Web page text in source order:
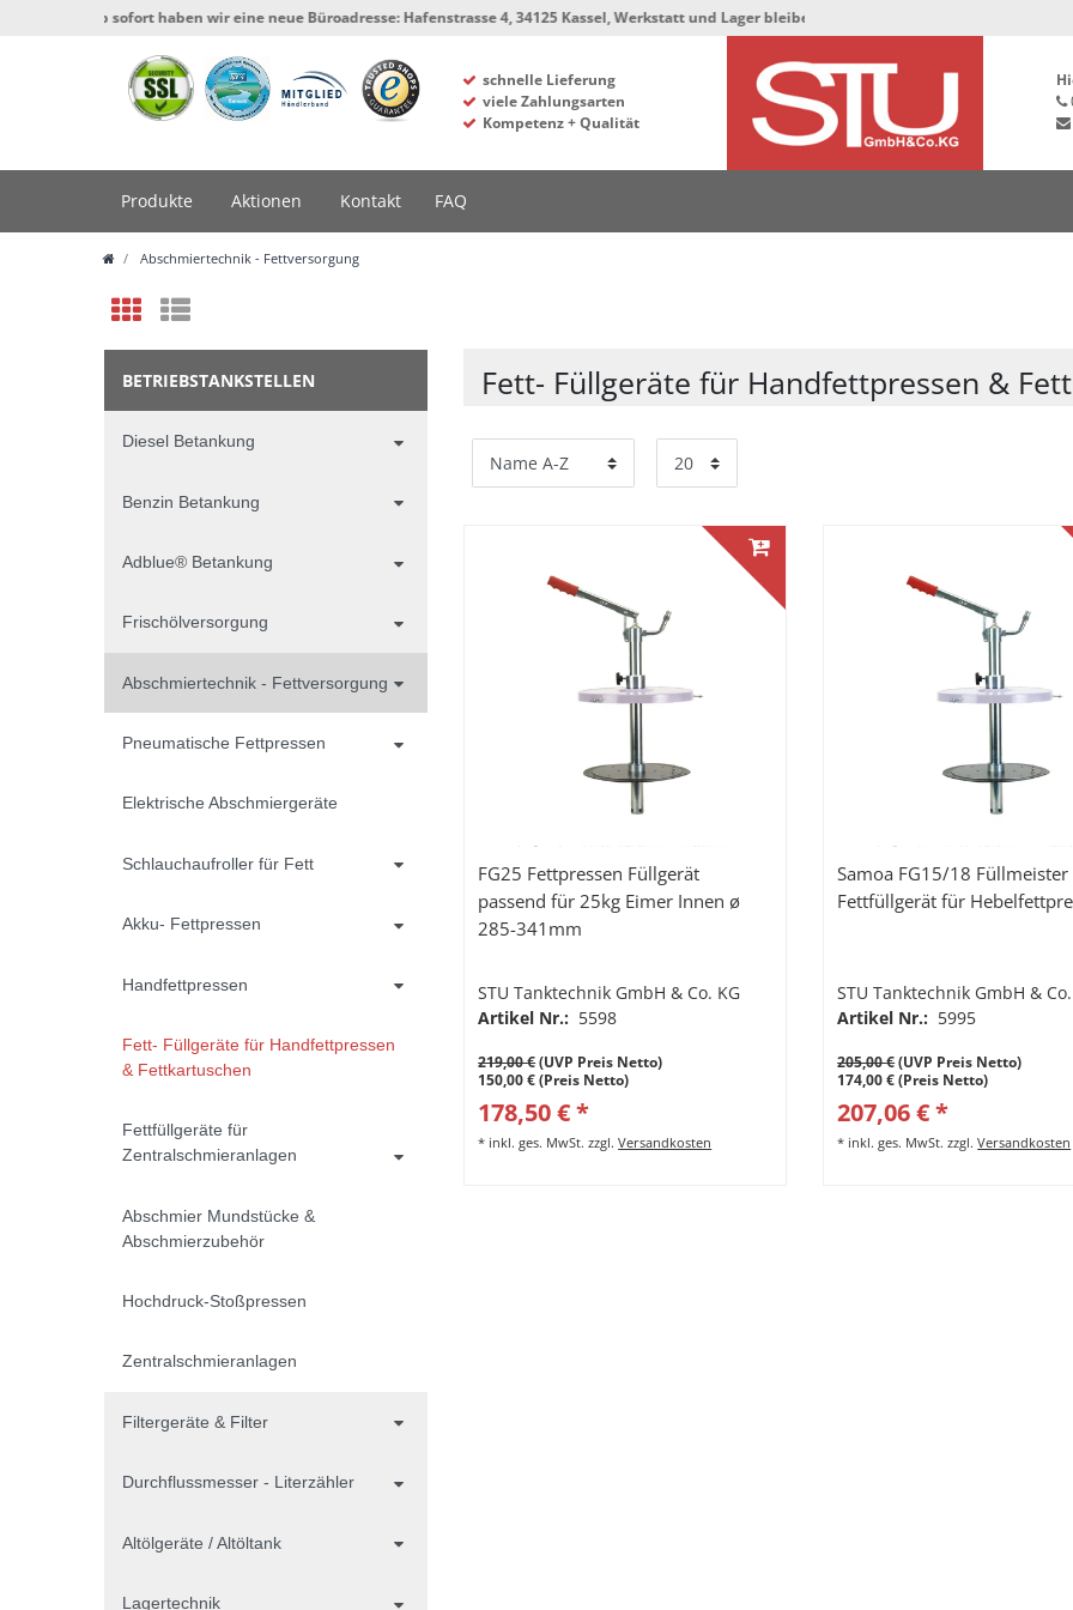
*** Ab sofort haben wir eine neue Büroadresse: Hafenstrasse 4, 34125 Kassel, Werkstatt und Lager bleiben in der Hafenstrasse 76, 34125 Kassel ***
schnelle Lieferung
viele Zahlungsarten
Kompetenz + Qualität
Produkte Aktionen Kontakt FAQ
Abschmiertechnik - Fettversorgung
BETRIEBSTANKSTELLEN
Diesel Betankung
Benzin Betankung
Adblue® Betankung
Frischölversorgung
Abschmiertechnik - Fettversorgung
Pneumatische Fettpressen
Elektrische Abschmiergeräte
Schlauchaufroller für Fett
Akku- Fettpressen
Handfettpressen
Fett- Füllgeräte für Handfettpressen
& Fettkartuschen
Fettfüllgeräte für
Zentralschmieranlagen
Abschmier Mundstücke &
Abschmierzubehör
Hochdruck-Stoßpressen
Zentralschmieranlagen
Filtergeräte & Filter
Durchflussmesser - Literzähler
Altölgeräte / Altöltank
Lagertechnik
Fett- Füllgeräte für Handfettpressen &
FG25 Fettpressen Füllgerät
passend für 25kg Eimer Innen ø
285-341mm
STU Tanktechnik GmbH & Co. KG
Artikel Nr.: 5598
219,00 €(UVP Preis Netto)
150,00 € (Preis Netto)
178,50 € *
* inkl. ges. MwSt. zzgl.Versandkosten
Samoa FG15/18 Füllmeister
Fettfüllgerät für
STU Tanktechnik GmbH &
Artikel Nr.: 5995
205,00 €(UVP Preis Netto)
174,00 € (Preis Netto)
207,06 € *
* inkl. ges. MwSt. zzgl.Versandkosten